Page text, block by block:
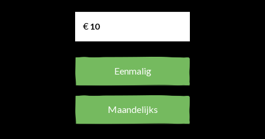
Eenmalig
Maandelijks